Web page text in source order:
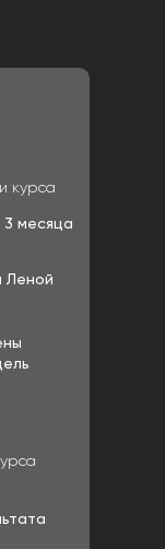
курса
3 месяца
Леной